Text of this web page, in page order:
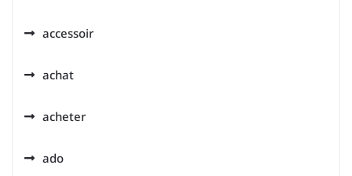
accessoir
achat
acheter
ado